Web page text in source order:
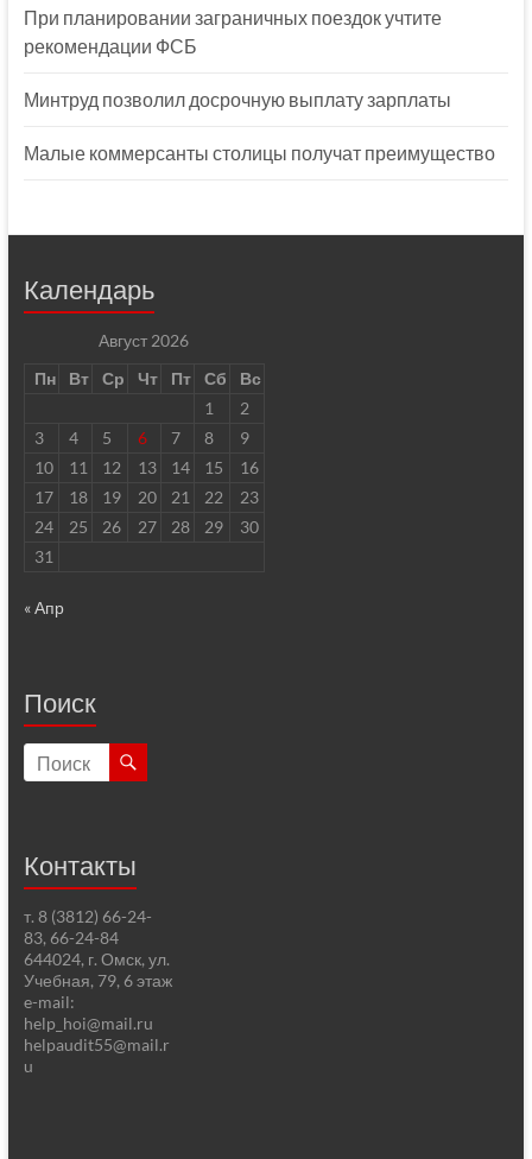
При планировании заграничных поездок учтите
рекомендации ФСБ
Минтруд позволил досрочную выплату зарплаты
Малые коммерсанты столицы получат преимущество
Календарь
Август 2026
Пн
Вт Ср Чт Пт Сб
Вс
1
2
3
4 5 6 7 8
9
10
11 12 13 14 15
16
17
18 19 20 21 22
23
24
25 26 27 28 29
30
31
« Апр
Поиск
Контакты
т. 8 (3812) 66-24-
83, 66-24-84
644024, г. Омск, ул.
Учебная, 79, 6 этаж
e-mail:
help_hoi@mail.ru
helpaudit55@mail.r
u